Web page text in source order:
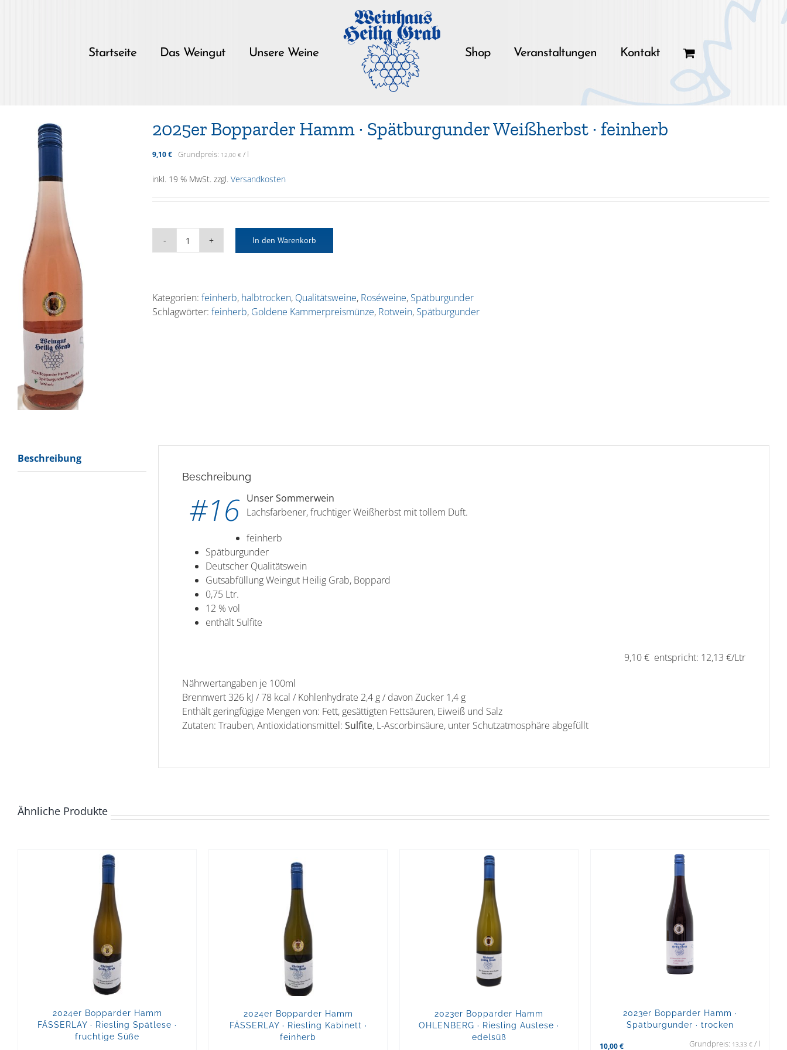
Startseite Das Weingut Unsere Weine Shop Veranstaltungen Kontakt
2025er Bopparder Hamm · Spätburgunder Weißherbst · feinherb
9,10 € Grundpreis: 12,00 € / l
inkl. 19 % MwSt. zzgl. Versandkosten
2025er
Spätburgunder
Weißherbst
In den Warenkorb
Kategorien: feinherb, halbtrocken, Qualitätsweine, Roséweine, Spätburgunder
Schlagwörter: feinherb, Goldene Kammerpreismünze, Rotwein, Spätburgunder
Beschreibung
Beschreibung
#16 Unser Sommerwein
Lachsfarbener, fruchtiger Weißherbst mit tollem Duft.
feinherb
Spätburgunder
Deutscher Qualitätswein
Gutsabfüllung Weingut Heilig Grab, Boppard
0,75 Ltr.
12 % vol
enthält Sulfite
9,10 € entspricht: 12,13 €/Ltr
Nährwertangaben je 100ml
Brennwert 326 kJ / 78 kcal / Kohlenhydrate 2,4 g / davon Zucker 1,4 g
Enthält geringfügige Mengen von: Fett, gesättigten Fettsäuren, Eiweiß und Salz
Zutaten: Trauben, Antioxidationsmittel: Sulfite, L-Ascorbinsäure, unter Schutzatmosphäre abgefüllt
Ähnliche Produkte
2024er Bopparder Hamm
FÄSSERLAY · Riesling Spätlese ·
fruchtige Süße
2024er Bopparder Hamm
FÄSSERLAY · Riesling Kabinett ·
feinherb
2023er Bopparder Hamm
OHLENBERG · Riesling Auslese ·
edelsüß
2023er Bopparder Hamm ·
Spätburgunder · trocken
10,00 € Grundpreis: 13,33 € / l